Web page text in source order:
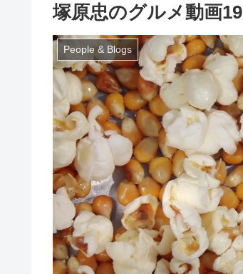
塚原忠のグルメ動画19
People & Blogs